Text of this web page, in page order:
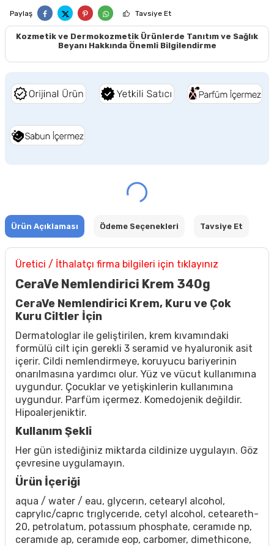
Paylaş Tavsiye Et
Kozmetik ve Dermokozmetik Ürünlerde Tanıtım ve Sağlık
Beyanı Hakkında Önemli Bilgilendirme
Ürün Açıklaması Ödeme Seçenekleri Tavsiye Et
Üretici / İthalatçı firma bilgileri için tıklayınız
CeraVe Nemlendirici Krem 340g
CeraVe Nemlendirici Krem, Kuru ve Çok
Kuru Ciltler İçin
Dermatologlar ile geliştirilen, krem kıvamındaki
formülü cilt için gerekli 3 seramid ve hyaluronik asit
içerir. Cildi nemlendirmeye, koruyucu bariyerinin
onarılmasına yardımcı olur. Yüz ve vücut kullanımına
uygundur. Çocuklar ve yetişkinlerin kullanımına
uygundur. Parfüm içermez. Komedojenik değildir.
Hipoalerjeniktir.
Kullanım Şekli
Her gün istediğiniz miktarda cildinize uygulayın. Göz
çevresine uygulamayın.
Ürün İçeriği
aqua / water / eau, glycerın, cetearyl alcohol,
caprylıc/caprıc trıglycerıde, cetyl alcohol, ceteareth-
20, petrolatum, potassıum phosphate, ceramıde np,
ceramıde ap, ceramıde eop, carbomer, dimethicone,